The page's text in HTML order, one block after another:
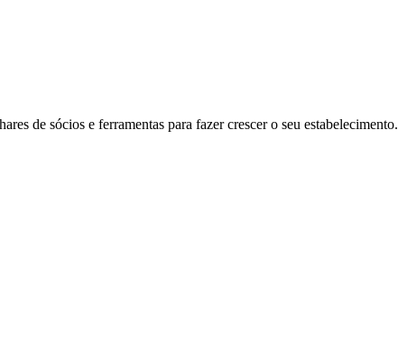
de sócios e ferramentas para fazer crescer o seu estabelecimento.